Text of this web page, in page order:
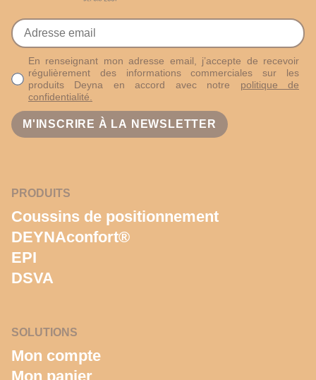
En renseignant mon adresse email, j’accepte de recevoir
régulièrement des informations commerciales sur les
produits Deyna en accord avec notre politique de
confidentialité.
PRODUITS
Coussins de positionnement
DEYNAconfort®
EPI
DSVA
SOLUTIONS
Mon compte
Mon panier